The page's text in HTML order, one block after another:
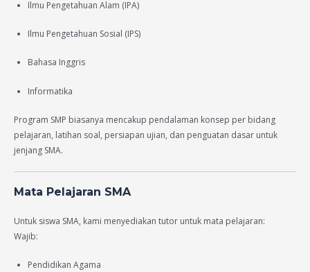
Ilmu Pengetahuan Alam (IPA)
Ilmu Pengetahuan Sosial (IPS)
Bahasa Inggris
Informatika
Program SMP biasanya mencakup pendalaman konsep per bidang
pelajaran, latihan soal, persiapan ujian, dan penguatan dasar untuk
jenjang SMA.
Mata Pelajaran SMA
Untuk siswa SMA, kami menyediakan tutor untuk mata pelajaran:
Wajib:
Pendidikan Agama